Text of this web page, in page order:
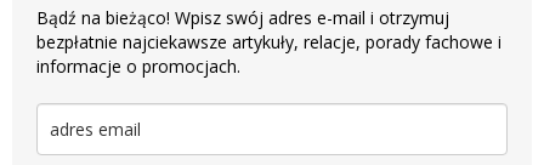
Bądź na bieżąco! Wpisz swój adres e-mail i otrzymuj
bezpłatnie najciekawsze artykuły, relacje, porady fachowe i
informacje o promocjach.